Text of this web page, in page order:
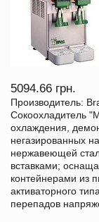
5094.66 грн.
Производитель:
Сокоохладитель
охлаждения,
негазированных
нержавеющей
вставками;
контейнерами из
активаторного
перепадов